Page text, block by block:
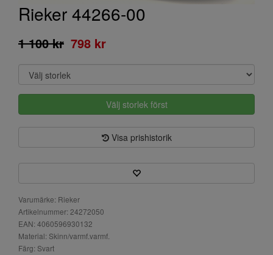
Rieker 44266-00
1 100 kr 798 kr
Välj storlek först
Visa prishistorik
Varumärke: Rieker
Artikelnummer: 24272050
EAN: 4060596930132
Material: Skinn/varmf.varmf.
Färg: Svart